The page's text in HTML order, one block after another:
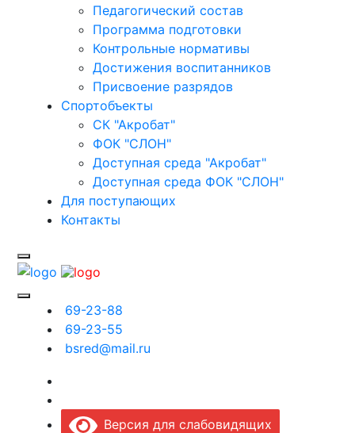
Педагогический состав
Программа подготовки
Контрольные нормативы
Достижения воспитанников
Присвоение разрядов
Спортобъекты
СК "Акробат"
ФОК "СЛОН"
Доступная среда "Акробат"
Доступная среда ФОК "СЛОН"
Для поступающих
Контакты
69-23-88
69-23-55
bsred@mail.ru
Версия для слабовидящих